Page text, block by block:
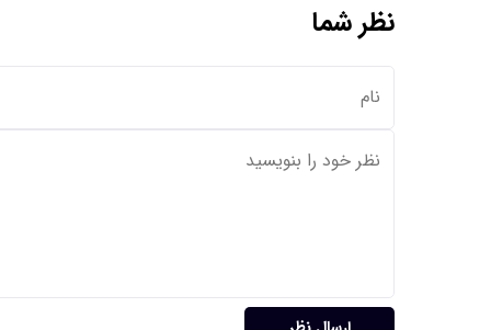
نظر شما